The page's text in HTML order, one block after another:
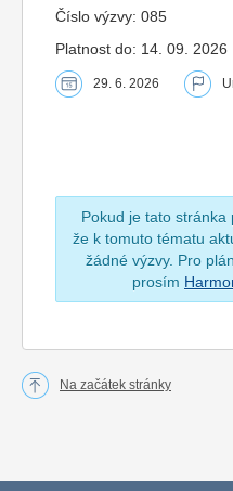
Číslo výzvy: 085
Platnost do: 14. 09. 2026
29. 6. 2026
Pokud je tato stránka
že k tomuto tématu
žádné výzvy. Pro
prosím
Na začátek stránky